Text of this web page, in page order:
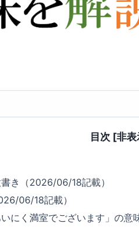
目次 [非
き（2026/06/18記載）
06/18記載）
いにく満室でございます」の意